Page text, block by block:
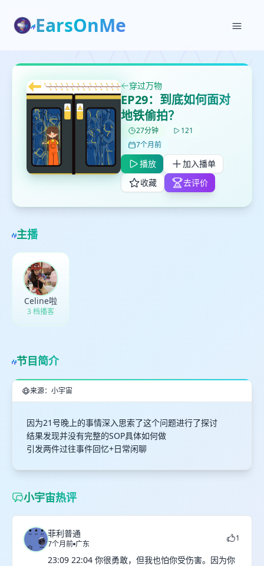
EarsOnMe
穿过万物
EP29：到底如何面对
地铁偷拍？
27分钟
121
7个月前
播放
加入播单
收藏
去评价
主播
Celine啦
3 档播客
节目简介
来源：小宇宙
因为21号晚上的事情深入思索了这个问题进行了探讨
结果发现并没有完整的SOP具体如何做
引发两件过往事件回忆+日常闲聊
小宇宙热评
菲利普通
7个月前 广东
1
23:09 22:04 你很勇敢，但我也怕你受伤害。因为你
✕
打分
鼠标下留人
✕
删除确认
取消 确认删除
✕
加入播单